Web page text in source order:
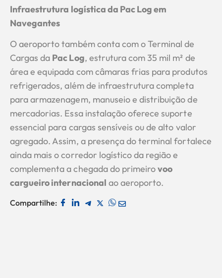
Infraestrutura logística da Pac Log em
Navegantes
O aeroporto também conta com o Terminal de
Cargas da Pac Log, estrutura com 35 mil m² de
área e equipada com câmaras frias para produtos
refrigerados, além de infraestrutura completa
para armazenagem, manuseio e distribuição de
mercadorias. Essa instalação oferece suporte
essencial para cargas sensíveis ou de alto valor
agregado. Assim, a presença do terminal fortalece
ainda mais o corredor logístico da região e
complementa a chegada do primeirovoo
cargueiro internacional ao aeroporto.
Compartilhe: